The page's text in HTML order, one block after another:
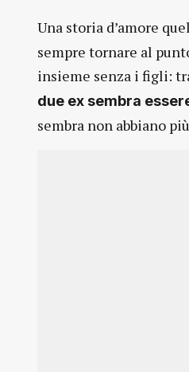
Una storia d’amore
sempre tornare al
insieme senza i figli:
due ex sembra
sembra non abbiano